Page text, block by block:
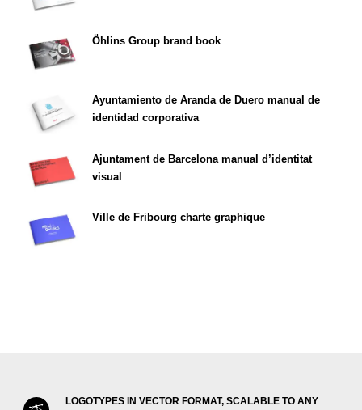
Öhlins Group brand book
Ayuntamiento de Aranda de Duero manual de
identidad corporativa
Ajuntament de Barcelona manual d’identitat
visual
Ville de Fribourg charte graphique
LOGOTYPES IN VECTOR FORMAT, SCALABLE TO ANY